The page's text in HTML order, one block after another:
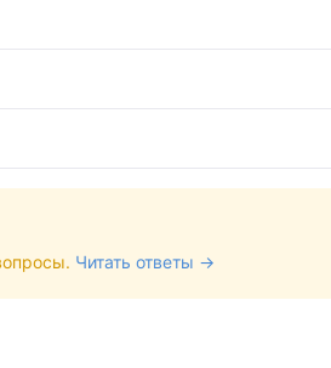
Читать ответы →